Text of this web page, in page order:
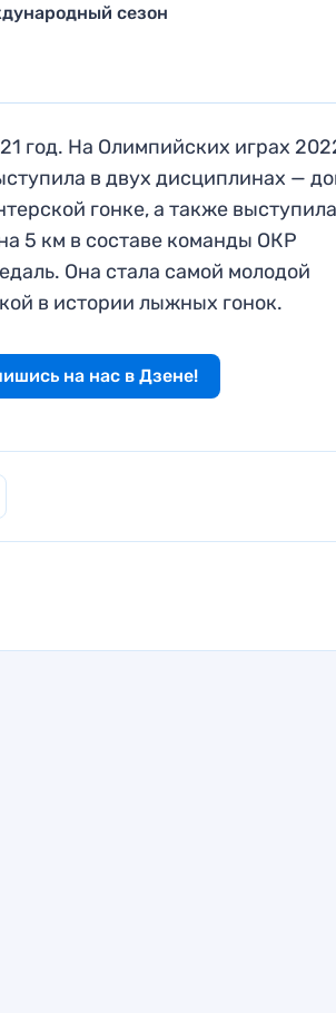
сезон
год. На Олимпийских играх
в двух дисциплинах —
гонке, а также выступила
5 км в составе команды ОКР
Она стала самой молодой
в истории лыжных гонок.
на нас в Дзене!